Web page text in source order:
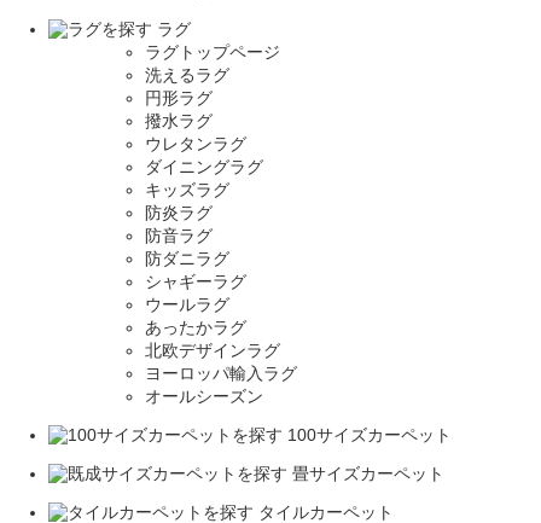
ラグ
ラグトップページ
洗えるラグ
円形ラグ
撥水ラグ
ウレタンラグ
ダイニングラグ
キッズラグ
防炎ラグ
防音ラグ
防ダニラグ
シャギーラグ
ウールラグ
あったかラグ
北欧デザインラグ
ヨーロッパ輸入ラグ
オールシーズン
100サイズカーペット
畳サイズカーペット
タイルカーペット